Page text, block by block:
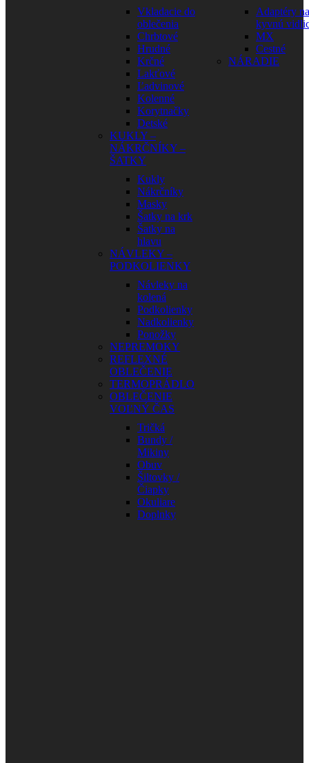
Vkladacie do
oblečenia
Chrbtové
Hrudné
Krčné
Lakťové
Ľadvinové
Kolenné
Korytnačky
Detské
KUKLY –
NÁKRČNÍKY –
ŠATKY
Kukly
Nákrčníky
Masky
Šatky na krk
Šatky na
hlavu
NÁVLEKY –
PODKOLIENKY
Návleky na
kolená
Podkolienky
Nadkolienky
Ponožky
NEPREMOKY
REFLEXNÉ
OBLEČENIE
TERMOPRÁDLO
OBLEČENIE
VOĽNÝ ČAS
Tričká
Bundy /
Mikiny
Obuv
Šiltovky /
Čiapky
Okuliare
Doplnky
Adaptéry na
kyvnú
MX
Cestné
NÁRADIE